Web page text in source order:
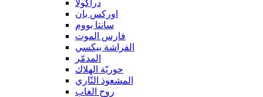
دراكولا
اوركس بان
سانتا بووم
فارس الموت
الفراشة بيكسي
المدمّر
حوريّة الهلاك
المشعوذ النّاري
روح الغاب